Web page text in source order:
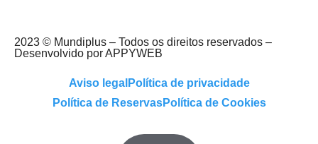
2023 © Mundiplus – Todos os direitos reservados –
Desenvolvido por APPYWEB
Aviso legal Política de privacidade
Política de ReservasPolítica de Cookies